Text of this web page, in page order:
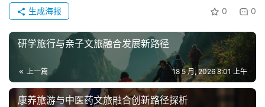
0 0
生成海报
研学旅行与亲子文旅融合发展新路径
上一篇 18 5 月, 2026 8:01 上午
康养旅游与中医药文旅融合创新路径探析